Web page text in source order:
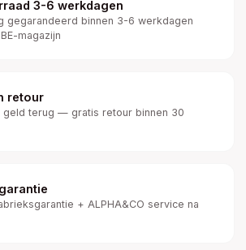
3-6 werkdagen
gegarandeerd binnen 3-6 werkdagen
magazijn
retour
geld terug — gratis retour binnen 30
+ ALPHA&CO service na